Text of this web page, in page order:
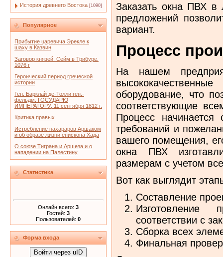
История древнего Востока [1090]
Популярное
Прибытие царевича Эрекле к
шаху в Казвин
Заговор князей. Сейм в Трибуре.
1076 г
Героический период греческой
истории
Ген. Барклай де-Толли ген.-
фельдм. ГОСУДАРЮ
ИМПЕРАТОРУ, 11 сентября 1812 г.
Критика правых
Истребление нахараров Аршаком
и об образе жизни епископа Хада
О союзе Тиграна и Аршеза и о
нападении на Палестину
Статистика
Онлайн всего: 3
Гостей: 3
Пользователей: 0
Форма входа
Войти через uID
Заказать окна ПВХ в
предложений
вариант.
Процесс
На нашем
оборудование, что
соответствующие
Процесс
требований и
вашего помещения,
окна ПВХ
размерам с учетом
Вот как выглядит
Составление
соответствии с
Сборка всех
Финальная